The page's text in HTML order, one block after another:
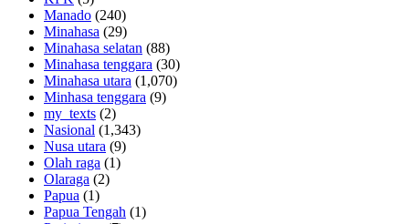
Manado (240)
Minahasa (29)
Minahasa selatan (88)
Minahasa tenggara (30)
Minahasa utara (1,070)
Minhasa tenggara (9)
my_texts (2)
Nasional (1,343)
Nusa utara (9)
Olah raga (1)
Olaraga (2)
Papua (1)
Papua Tengah (1)